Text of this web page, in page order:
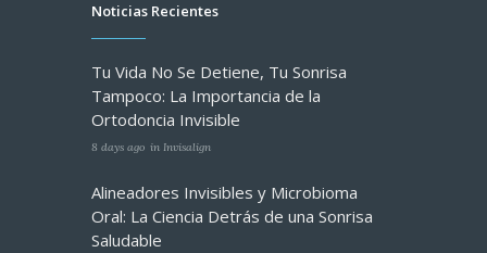
Noticias Recientes
Tu Vida No Se Detiene, Tu Sonrisa
Tampoco: La Importancia de la
Ortodoncia Invisible
8 days ago in Invisalign
Alineadores Invisibles y Microbioma
Oral: La Ciencia Detrás de una Sonrisa
Saludable